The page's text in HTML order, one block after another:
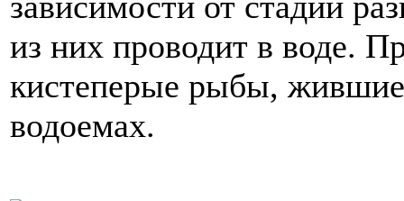
из них проводит в воде.
кистеперые рыбы,
водоемах.